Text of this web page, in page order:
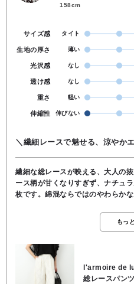
158cm
サイズ感 タイト
生地の厚さ 薄い
光沢感 なし
透け感 なし
重さ 軽い
伸縮性 伸びない
＼繊細レースで魅せる、涼やか
繊細な総レースが映える、大人の
ース柄が甘くなりすぎず、ナチュ
枚です。綿混ならではのやわらか
拾いにくく、リラックス感があり
合わせでカジュアルに、ブラウス
深め●ポケットあり●お洗濯OK●
／ポリエステル100％
もっ
l'armoire de
総レースパンツ